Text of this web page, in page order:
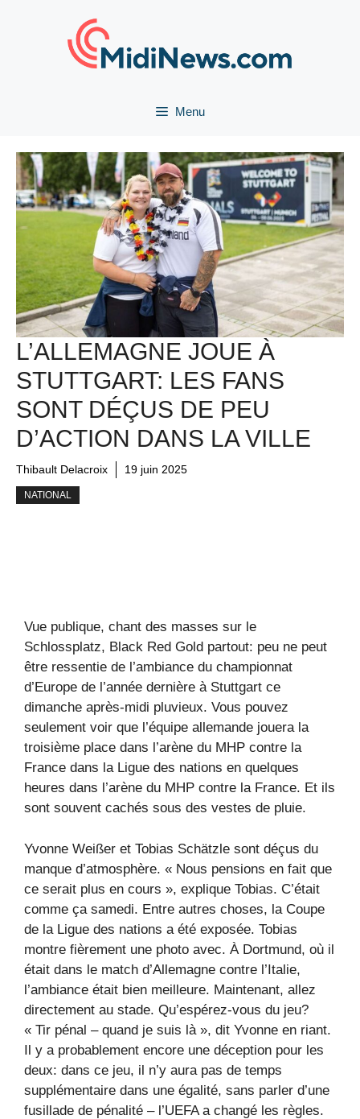
Menu
L’ALLEMAGNE JOUE À
STUTTGART: LES FANS
SONT DÉÇUS DE PEU
D’ACTION DANS LA VILLE
Thibault Delacroix 19 juin 2025
NATIONAL
Vue publique, chant des masses sur le
Schlossplatz, Black Red Gold partout: peu ne peut
être ressentie de l’ambiance du championnat
d’Europe de l’année dernière à Stuttgart ce
dimanche après-midi pluvieux. Vous pouvez
seulement voir que l’équipe allemande jouera la
troisième place dans l’arène du MHP contre la
France dans la Ligue des nations en quelques
heures dans l’arène du MHP contre la France. Et ils
sont souvent cachés sous des vestes de pluie.
Yvonne Weißer et Tobias Schätzle sont déçus du
manque d’atmosphère. « Nous pensions en fait que
ce serait plus en cours », explique Tobias. C’était
comme ça samedi. Entre autres choses, la Coupe
de la Ligue des nations a été exposée. Tobias
montre fièrement une photo avec. À Dortmund, où il
était dans le match d’Allemagne contre l’Italie,
l’ambiance était bien meilleure. Maintenant, allez
directement au stade. Qu’espérez-vous du jeu?
« Tir pénal – quand je suis là », dit Yvonne en riant.
Il y a probablement encore une déception pour les
deux: dans ce jeu, il n’y aura pas de temps
supplémentaire dans une égalité, sans parler d’une
fusillade de pénalité – l’UEFA a changé les règles.